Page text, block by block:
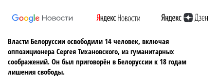
Власти Белоруссии освободили 14 человек, включая
оппозиционера Сергея Тихановского, из гуманитарных
соображений. Он был приговорён в Белоруссии к 18 годам
лишения свободы.